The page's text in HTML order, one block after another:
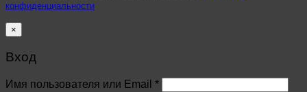
конфиденциальности
×
Вход
Имя пользователя или Email *